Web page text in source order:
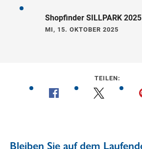
Shopfinder SILLPARK 2025
MI, 15. OKTOBER 2025
TEILEN: